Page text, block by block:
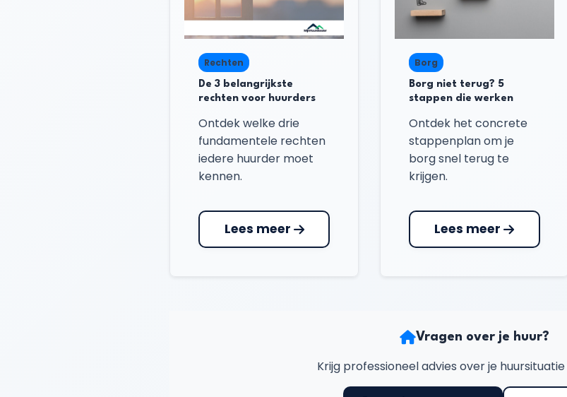
Rechten
De 3 belangrijkste
rechten voor huurders
Ontdek welke drie
fundamentele rechten
iedere huurder moet
kennen.
Lees meer
Borg
Borg niet terug? 5
stappen die werken
Ontdek het concrete
stappenplan om je
borg snel terug te
krijgen.
Lees meer
Vragen over je huur?
Krijg professioneel advies over je